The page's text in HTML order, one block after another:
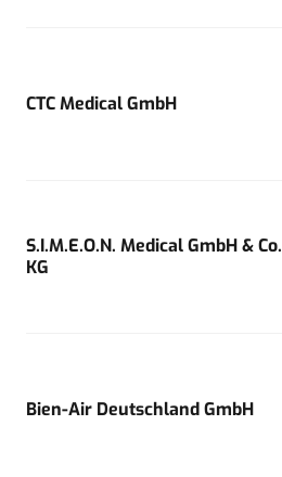
CTC Medical GmbH
S.I.M.E.O.N. Medical GmbH & Co.
KG
Bien-Air Deutschland GmbH